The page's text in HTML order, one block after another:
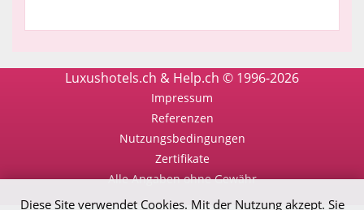
Luxushotels.ch & Help.ch © 1996-2026
Impressum
Referenzen
Nutzungsbedingungen
Zertifikate
Alle Angaben ohne Gewähr
Diese Site verwendet Cookies. Mit der Nutzung akzept. Sie